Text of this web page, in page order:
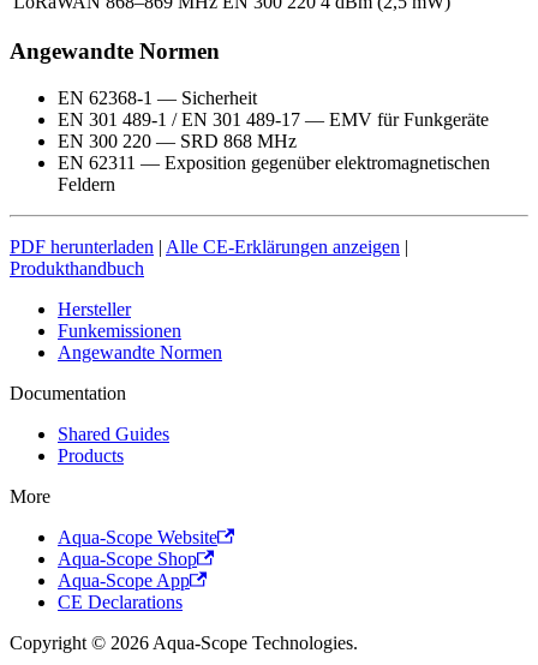
Angewandte Normen
EN 62368-1 — Sicherheit
EN 301 489-1 / EN 301 489-17 — EMV für Funkgeräte
EN 300 220 — SRD 868 MHz
EN 62311 — Exposition gegenüber elektromagnetischen
Feldern
PDF herunterladen | Alle CE-Erklärungen anzeigen |
Produkthandbuch
Hersteller
Funkemissionen
Angewandte Normen
Documentation
Shared Guides
Products
More
Aqua-Scope Website
Aqua-Scope Shop
Aqua-Scope App
CE Declarations
Copyright © 2026 Aqua-Scope Technologies.